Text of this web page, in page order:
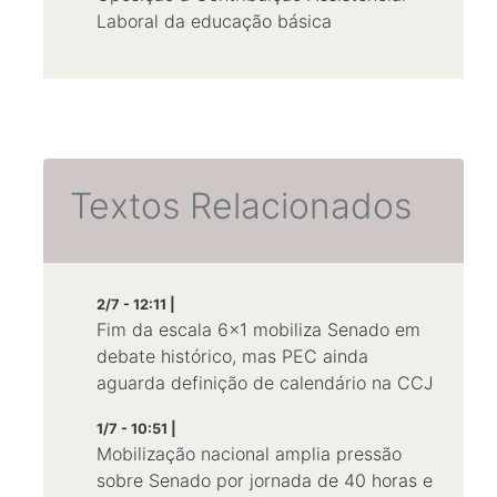
Laboral da educação básica
Textos Relacionados
2/7 - 12:11 |
Fim da escala 6x1 mobiliza Senado em
debate histórico, mas PEC ainda
aguarda definição de calendário na CCJ
1/7 - 10:51 |
Mobilização nacional amplia pressão
sobre Senado por jornada de 40 horas e